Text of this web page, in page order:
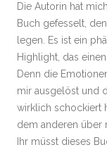
Die Autorin hat
Buch gefesselt,
legen. Es ist ein
Highlight, das
Denn die
mir ausgelöst und
wirklich schockiert
dem anderen über
Ihr müsst dieses